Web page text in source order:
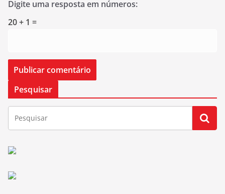
Digite uma resposta em números:
20 + 1 =
Pesquisar